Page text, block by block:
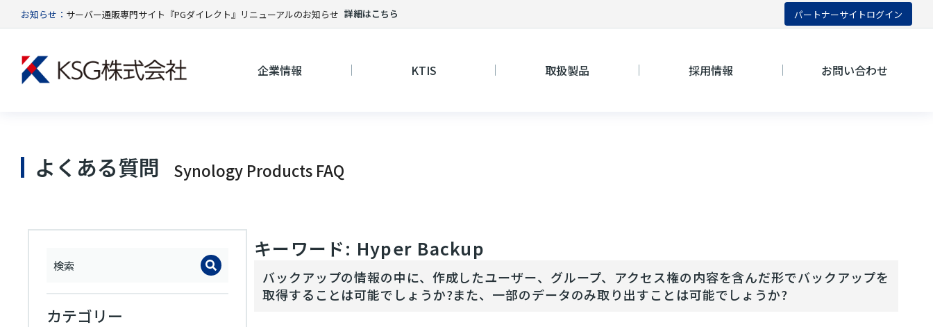
お知らせ： サーバー通販専門サイト『PGダイレクト』リニューアルのお知らせ 詳細はこちら パートナーサイトログイン
企業情報 KTIS 取扱製品 採用情報 お問い合わせ
よくある質問 Synology Products FAQ
カテゴリー
キーワード: Hyper Backup
バックアップの情報の中に、作成したユーザー、グループ、アクセス権の内容を含んだ形でバックアップを
取得することは可能でしょうか?また、一部のデータのみ取り出すことは可能でしょうか?